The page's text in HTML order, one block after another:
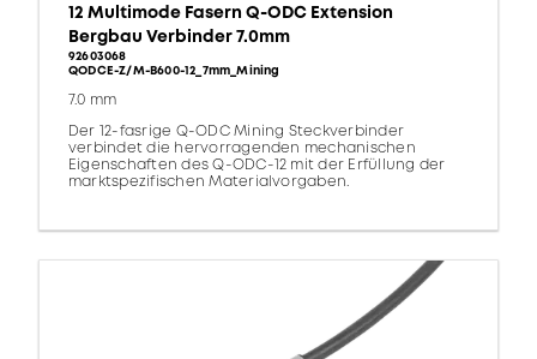
12 Multimode Fasern Q-ODC Extension
Bergbau Verbinder 7.0mm
92603068
QODCE-Z/M-B600-12_7mm_Mining
7.0 mm
Der 12-fasrige Q-ODC Mining Steckverbinder
verbindet die hervorragenden mechanischen
Eigenschaften des Q-ODC-12 mit der Erfüllung der
marktspezifischen Materialvorgaben.